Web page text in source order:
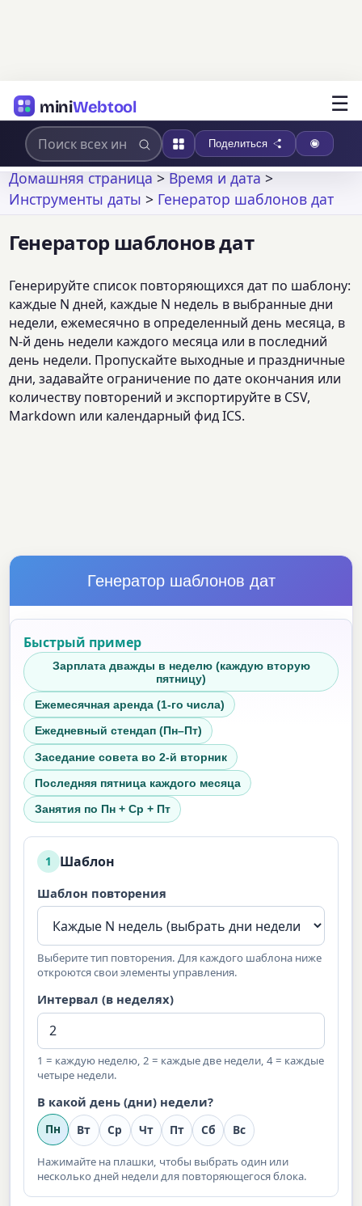
miniWebtool ☰
Поделиться
Домашняя страница>Время и дата>
Инструменты даты > Генератор шаблонов дат
Генератор шаблонов дат
Генерируйте список повторяющихся дат по шаблону:
каждые N дней, каждые N недель в выбранные дни
недели, ежемесячно в определенный день месяца, в
N-й день недели каждого месяца или в последний
день недели. Пропускайте выходные и праздничные
дни, задавайте ограничение по дате окончания или
количеству повторений и экспортируйте в CSV,
Markdown или календарный фид ICS.
Генератор шаблонов дат
Быстрый пример
Зарплата дважды в неделю (каждую вторую
пятницу)
Ежемесячная аренда (1-го числа)
Ежедневный стендап (Пн–Пт)
Заседание совета во 2-й вторник
Последняя пятница каждого месяца
Занятия по Пн + Ср + Пт
1 Шаблон
Шаблон повторения
Выберите тип повторения. Для каждого шаблона ниже
откроются свои элементы управления.
Интервал (в неделях)
1 = каждую неделю, 2 = каждые две недели, 4 = каждые
четыре недели.
В какой день (дни) недели?
Пн Вт Ср Чт Пт Сб Вс
Нажимайте на плашки, чтобы выбрать один или
несколько дней недели для повторяющегося блока.